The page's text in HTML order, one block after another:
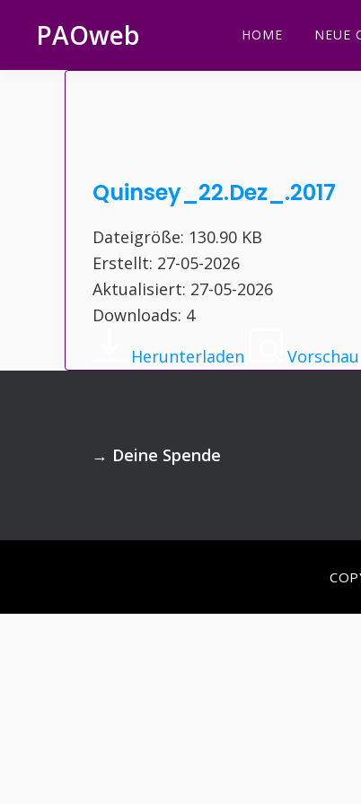
Hauptnavigation
springen
Inhalt
springen
Seitenspalte
springen
Fußzeile
springen
PAOweb HOME NEUE
Quinsey_22.Dez_.2017
Dateigröße: 130.90 KB
Erstellt: 27-05-2026
Aktualisiert: 27-05-2026
Downloads: 4
Herunterladen
Vorschau
→ Deine Spende